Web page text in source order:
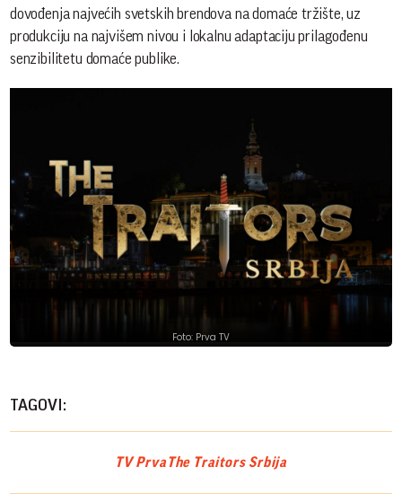
dovođenja najvećih svetskih brendova na domaće tržište, uz
produkciju na najvišem nivou i lokalnu adaptaciju prilagođenu
senzibilitetu domaće publike.
Foto: Prva TV
TAGOVI:
TV PrvaThe Traitors Srbija